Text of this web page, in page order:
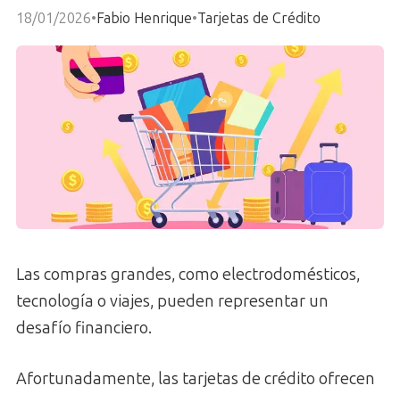
18/01/2026•Fabio Henrique•Tarjetas de Crédito
Las compras grandes, como electrodomésticos,
tecnología o viajes, pueden representar un
desafío financiero.
Afortunadamente, las tarjetas de crédito ofrecen